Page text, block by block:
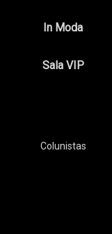
In Moda
Sala VIP
Colunistas